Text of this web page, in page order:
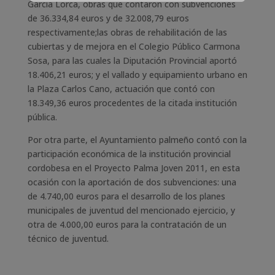
García Lorca, obras que contaron con subvenciones
de 36.334,84 euros y de 32.008,79 euros
respectivamente;las obras de rehabilitación de las
cubiertas y de mejora en el Colegio Público Carmona
Sosa, para las cuales la Diputación Provincial aportó
18.406,21 euros; y el vallado y equipamiento urbano en
la Plaza Carlos Cano, actuación que contó con
18.349,36 euros procedentes de la citada institución
pública.
Por otra parte, el Ayuntamiento palmeño contó con la
participación económica de la institución provincial
cordobesa en el Proyecto Palma Joven 2011, en esta
ocasión con la aportación de dos subvenciones: una
de 4.740,00 euros para el desarrollo de los planes
municipales de juventud del mencionado ejercicio, y
otra de 4.000,00 euros para la contratación de un
técnico de juventud.